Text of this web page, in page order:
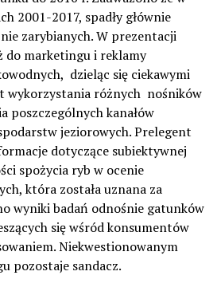
2001-2017, spadły głównie
zarybianych. W prezentacji
do marketingu i reklamy
dzieląc się ciekawymi
wykorzystania różnych nośników
poszczególnych kanałów
jeziorowych. Prelegent
dotyczące subiektywnej
spożycia ryb w ocenie
która została uznana za
wyniki badań odnośnie gatunków
się wśród konsumentów
Niekwestionowanym
pozostaje sandacz.